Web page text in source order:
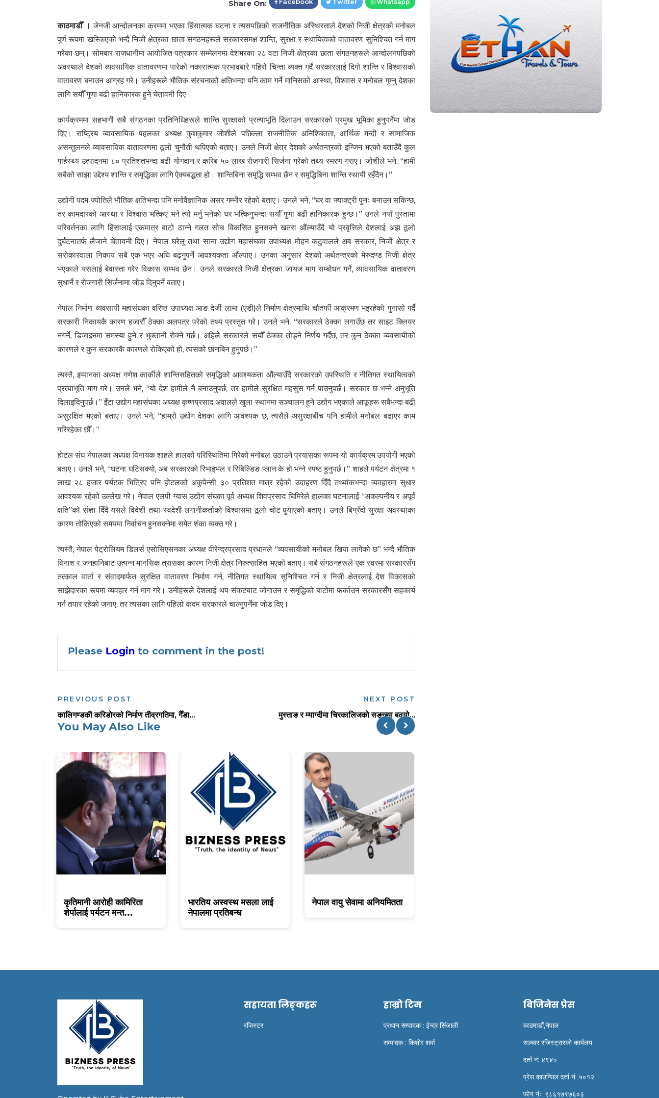
Share On: Whatsapp
काठमाडौँ । जेनजी आन्दोलनका क्रममा भएका हिंसात्मक घटना र त्यसपछिको राजनीतिक अस्थिरताले देशको निजी क्षेत्रको मनोबल
पूर्ण रूपमा खस्किएको भन्दै निजी क्षेत्रका छाता संगठनहरूले सरकारसमक्ष शान्ति, सुरक्षा र स्थायित्वको वातावरण सुनिश्चित गर्न माग
गरेका छन्। सोमबार राजधानीमा आयोजित पत्रकार सम्मेलनमा देशभरका २८ वटा निजी क्षेत्रका छाता संगठनहरूले आन्दोलनपछिको
अवस्थाले देशको व्यवसायिक वातावरणमा पारेको नकारात्मक प्रभावबारे गहिरो चिन्ता व्यक्त गर्दै सरकारलाई दिगो शान्ति र विश्वासको
वातावरण बनाउन आग्रह गरे। उनीहरूले भौतिक संरचनाको क्षतिभन्दा पनि काम गर्ने मानिसको आस्था, विश्वास र मनोबल गुम्नु देशका
लागि सयौँ गुणा बढी हानिकारक हुने चेतावनी दिए।
कार्यक्रममा सहभागी सबै संगठनका प्रतिनिधिहरूले शान्ति सुरक्षाको प्रत्याभूति दिलाउन सरकारको प्रमुख भूमिका हुनुपर्नेमा जोड
दिए। राष्ट्रिय व्यावसायिक पहलका अध्यक्ष कुशकुमार जोशीले पछिल्ला राजनीतिक अनिश्चितता, आर्थिक मन्दी र सामाजिक
असन्तुलनले व्यावसायिक वातावरणमा ठूलो चुनौती थपिएको बताए। उनले निजी क्षेत्र देशको अर्थतन्त्रको इन्जिन भएको बताउँदै कुल
गार्हस्थ्य उत्पादनमा ८० प्रतिशतभन्दा बढी योगदान र करिब ५० लाख रोजगारी सिर्जना गरेको तथ्य स्मरण गराए। जोशीले भने, “हामी
सबैको साझा उद्देश्य शान्ति र समृद्धिका लागि ऐक्यबद्धता हो। शान्तिबिना समृद्धि सम्भव छैन र समृद्धिबिना शान्ति स्थायी रहँदैन।”
उद्योगी पदम ज्योतिले भौतिक क्षतिभन्दा पनि मनोवैज्ञानिक असर गम्भीर रहेको बताए। उनले भने, “घर वा फ्याक्ट्री पुनः बनाउन सकिन्छ,
तर कामदारको आस्था र विश्वास भत्किए भने त्यो मर्नु भनेको घर भत्किनुभन्दा सयौँ गुणा बढी हानिकारक हुन्छ।” उनले नयाँ पुस्तामा
परिवर्तनका लागि हिंसालाई एकमात्र बाटो ठान्ने गलत सोच विकसित हुनसक्ने खतरा औंल्याउँदै यो प्रवृत्तिले देशलाई अझ ठूलो
दुर्घटनातर्फ लैजाने चेतावनी दिए। नेपाल घरेलु तथा साना उद्योग महासंघका उपाध्यक्ष मोहन कटुवालले अब सरकार, निजी क्षेत्र र
सरोकारवाला निकाय सबै एक भएर अघि बढ्नुपर्ने आवश्यकता औंल्याए। उनका अनुसार देशको अर्थतन्त्रको मेरुदण्ड निजी क्षेत्र
भएकाले यसलाई बेवास्ता गरेर विकास सम्भव छैन। उनले सरकारले निजी क्षेत्रका जायज माग सम्बोधन गर्ने, व्यावसायिक वातावरण
सुधार्ने र रोजगारी सिर्जनामा जोड दिनुपर्ने बताए।
नेपाल निर्माण व्यवसायी महासंघका वरिष्ठ उपाध्यक्ष आङ देर्जी लामा (एडी)ले निर्माण क्षेत्रमाथि चौतर्फी आक्रमण भइरहेको गुनासो गर्दै
सरकारी निकायकै कारण हजारौँ ठेक्का अलपत्र परेको तथ्य प्रस्तुत गरे। उनले भने, “सरकारले ठेक्का लगाउँछ तर साइट क्लियर
नगर्ने, डिजाइनमा समस्या हुने र भुक्तानी रोक्ने गर्छ। अहिले सरकारले सयौँ ठेक्का तोड्ने निर्णय गर्दैछ, तर कुन ठेक्का व्यवसायीको
कारणले र कुन सरकारकै कारणले रोकिएको हो, त्यसको छानबिन हुनुपर्छ।”
त्यस्तै, इप्पानका अध्यक्ष गणेश कार्कीले शान्तिसहितको समृद्धिको आवश्यकता औंल्याउँदै सरकारको उपस्थिति र नीतिगत स्थायित्वको
प्रत्याभूति माग गरे। उनले भने, “यो देश हामीले नै बनाउनुपर्छ, तर हामीले सुरक्षित महसुस गर्न पाउनुपर्छ। सरकार छ भन्ने अनुभूति
दिलाइदिनुपर्छ।” इँटा उद्योग महासंघका अध्यक्ष कृष्णप्रसाद अवालले खुला स्थानमा सञ्चालन हुने उद्योग भएकाले आफूहरू सबैभन्दा बढी
असुरक्षित भएको बताए। उनले भने, “हाम्रो उद्योग देशका लागि आवश्यक छ, त्यसैले असुरक्षाबीच पनि हामीले मनोबल बढाएर काम
गरिरहेका छौँ।”
होटल संघ नेपालका अध्यक्ष विनायक शाहले हालको परिस्थितिमा गिरेको मनोबल उठाउने प्रयासका रूपमा यो कार्यक्रम उपयोगी भएको
बताए। उनले भने, “घटना घटिसक्यो, अब सरकारको रिभाइभल र रिबिल्डिङ प्लान के हो भन्ने स्पष्ट हुनुपर्छ।” शाहले पर्यटन क्षेत्रमा १
लाख २८ हजार पर्यटक भित्रिए पनि होटलको अकुपेन्सी ३० प्रतिशत मात्र रहेको उदाहरण दिँदै तथ्यांकभन्दा व्यवहारमा सुधार
आवश्यक रहेको उल्लेख गरे। नेपाल एलपी ग्यास उद्योग संघका पूर्व अध्यक्ष शिवप्रसाद घिमिरेले हालका घटनालाई “अकल्पनीय र अपूर्व
क्षति”को संज्ञा दिँदै यसले विदेशी तथा स्वदेशी लगानीकर्ताको विश्वासमा ठूलो चोट पुर्‍याएको बताए। उनले बिग्रँदो सुरक्षा अवस्थाका
कारण तोकिएको समयमा निर्वाचन हुनसक्नेमा समेत शंका व्यक्त गरे।
त्यस्तै, नेपाल पेट्रोलियम डिलर्स एसोसिएसनका अध्यक्ष वीरेन्द्रप्रसाद प्रधानले “व्यवसायीको मनोबल खिया लागेको छ” भन्दै भौतिक
विनाश र जनहानिबाट उत्पन्न मानसिक त्रासका कारण निजी क्षेत्र निरुत्साहित भएको बताए। सबै संगठनहरूले एक स्वरमा सरकारसँग
तत्काल वार्ता र संवादमार्फत सुरक्षित वातावरण निर्माण गर्न, नीतिगत स्थायित्व सुनिश्चित गर्न र निजी क्षेत्रलाई देश विकासको
साझेदारका रूपमा व्यवहार गर्न माग गरे। उनीहरूले देशलाई थप संकटबाट जोगाउन र समृद्धिको बाटोमा फर्काउन सरकारसँग सहकार्य
गर्न तयार रहेको जनाए, तर त्यसका लागि पहिलो कदम सरकारले चाल्नुपर्नेमा जोड दिए।
Please Login to comment in the post!
PREVIOUS POST
कालिगण्डकी करिडोरको निर्माण तीव्रगतिमा, गैँडा...
NEXT POST
मुस्ताङ र म्याग्दीमा चिरकालिजको सङ्ख्या बढ्यो...
You May Also Like
कृतिमानी आरोही कामिरिता
शेर्पालाई पर्यटन मन्त...
भारतिय अस्वस्थ मसला लाई
नेपालमा प्रतिबन्ध
नेपाल वायु सेवामा अनियमितता
सहायता लिङ्कहरू
रजिस्टर
हाम्रो टिम
प्रधान सम्पादक : ईन्द्र सिंजाली
सम्पादक : किशोर शर्मा
बिजिनेस प्रेस
काठमाडौं,नेपाल
सञ्चार रजिस्ट्रारको कार्यलय
दर्ता नं: ४९४०
प्रेस काउन्सिल दर्ता नं: ५०१२
फोन नंः: ९८६१७९७६०३